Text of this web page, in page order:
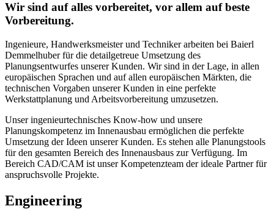
Wir sind auf alles vorbereitet, vor allem auf beste
Vorbereitung.
Ingenieure, Handwerksmeister und Techniker arbeiten bei Baierl
Demmelhuber für die detailgetreue Umsetzung des
Planungsentwurfes unserer Kunden. Wir sind in der Lage, in allen
europäischen Sprachen und auf allen europäischen Märkten, die
technischen Vorgaben unserer Kunden in eine perfekte
Werkstattplanung und Arbeitsvorbereitung umzusetzen.
Unser ingenieurtechnisches Know-how und unsere
Planungskompetenz im Innenausbau ermöglichen die perfekte
Umsetzung der Ideen unserer Kunden. Es stehen alle Planungstools
für den gesamten Bereich des Innenausbaus zur Verfügung. Im
Bereich CAD/CAM ist unser Kompetenzteam der ideale Partner für
anspruchsvolle Projekte.
Engineering